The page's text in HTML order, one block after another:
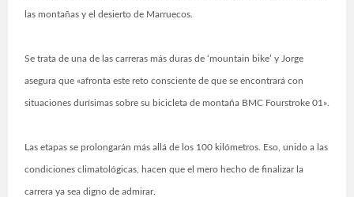
las montañas y el desierto de Marruecos.
Se trata de una de las carreras más duras de ‘mountain bike’ y Jorge
asegura que «afronta este reto consciente de que se encontrará con
situaciones durísimas sobre su bicicleta de montaña BMC Fourstroke 01».
Las etapas se prolongarán más allá de los 100 kilómetros. Eso, unido a las
condiciones climatológicas, hacen que el mero hecho de finalizar la
carrera ya sea digno de admirar.